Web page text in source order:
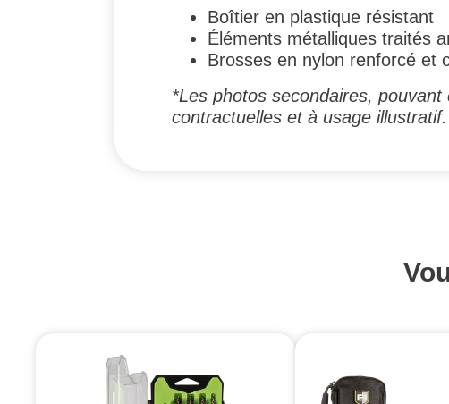
Boîtier en plastique résistant
Éléments métalliques traités
Brosses en nylon renforcé et
*Les photos secondaires,
contractuelles et à usage illustratif.